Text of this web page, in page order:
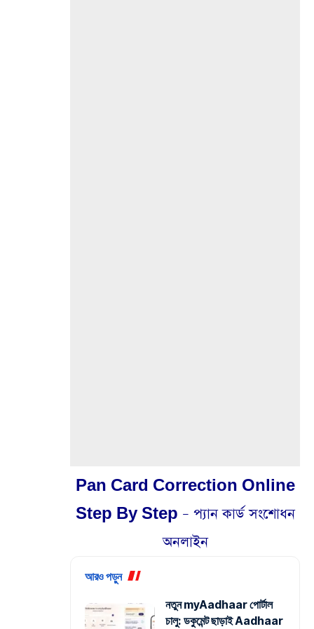
Pan Card Correction Online
Step By Step – প্যান কার্ড সংশোধন
অনলাইন
আরও পড়ুন
নতুন myAadhaar পোর্টাল
চালু: ডকুমেন্ট ছাড়াই Aadhaar